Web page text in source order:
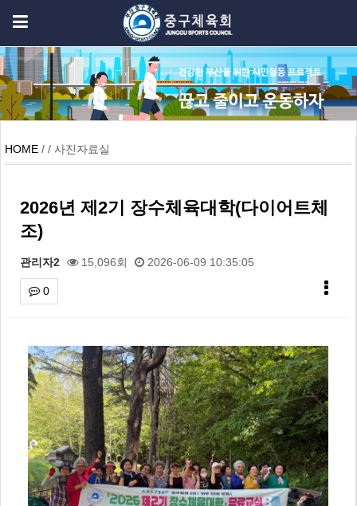
HOME / / 사진자료실
2026년 제2기 장수체육대학(다이어트체
조)
관리자2 15,096회 2026-06-09 10:35:05
0